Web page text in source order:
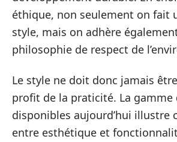
éthique, non seulement on fait
style, mais on adhère
philosophie de respect de
Le style ne doit donc jamais
profit de la praticité. La gamme
disponibles aujourd’hui illustre
entre esthétique et